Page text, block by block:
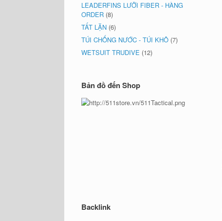
LEADERFINS LƯỠI FIBER - HÀNG
ORDER (8)
TẤT LẶN (6)
TÚI CHỐNG NƯỚC - TÚI KHÔ (7)
WETSUIT TRUDIVE (12)
Bản đồ đến Shop
Backlink